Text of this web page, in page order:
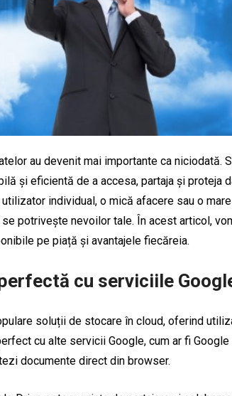
au devenit mai importante ca niciodată.
și eficientă de a accesa, partaja și proteja
individual, o mică afacere sau o
potrivește nevoilor tale. În acest articol,
pe piață și avantajele fiecăreia.
cu serviciile
soluții de stocare în cloud, oferind
cu alte servicii Google, cum ar fi
documente direct din browser.